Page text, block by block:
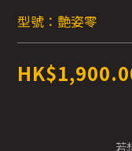
型號：艶姿零
若